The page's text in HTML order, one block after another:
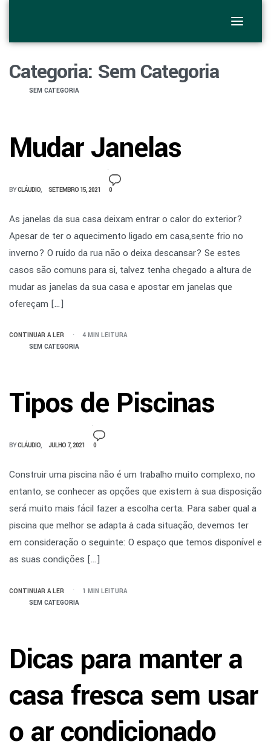
Categoria: Sem Categoria
SEM CATEGORIA
Mudar Janelas
BYCLÁUDIO SETEMBRO 15, 2021 0
As janelas da sua casa deixam entrar o calor do exterior?
Apesar de ter o aquecimento ligado em casa,sente frio no
inverno? O ruído da rua não o deixa descansar? Se estes
casos são comuns para si, talvez tenha chegado a altura de
mudar as janelas da sua casa e apostar em janelas que
ofereçam […]
CONTINUAR A LER
4 MIN LEITURA
SEM CATEGORIA
Tipos de Piscinas
BYCLÁUDIO JULHO 7, 2021 0
Construir uma piscina não é um trabalho muito complexo, no
entanto, se conhecer as opções que existem à sua disposição
será muito mais fácil fazer a escolha certa. Para saber qual a
piscina que melhor se adapta à cada situação, devemos ter
em consideração o seguinte: O espaço que temos disponível e
as suas condições […]
CONTINUAR A LER
1 MIN LEITURA
SEM CATEGORIA
Dicas para manter a
casa fresca sem usar
o ar condicionado